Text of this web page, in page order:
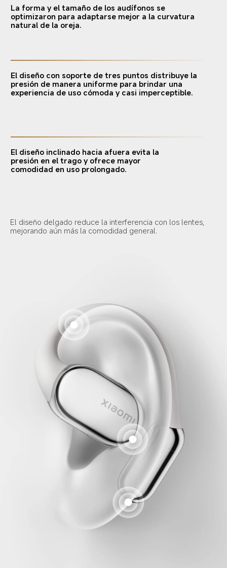
La forma y el tamaño de los audífonos se
optimizaron para adaptarse mejor a la curvatura
natural de la oreja.
El diseño con soporte de tres puntos distribuye la
presión de manera uniforme para brindar una
experiencia de uso cómoda y casi imperceptible.
El diseño inclinado hacia afuera evita la
presión en el trago y ofrece mayor
comodidad en uso prolongado.
El diseño delgado reduce la interferencia con los lentes,
mejorando aún más la comodidad general.